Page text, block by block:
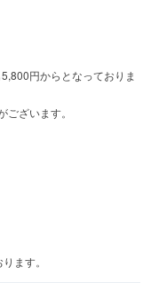
円からとなっておりま
ざいます。
ます。